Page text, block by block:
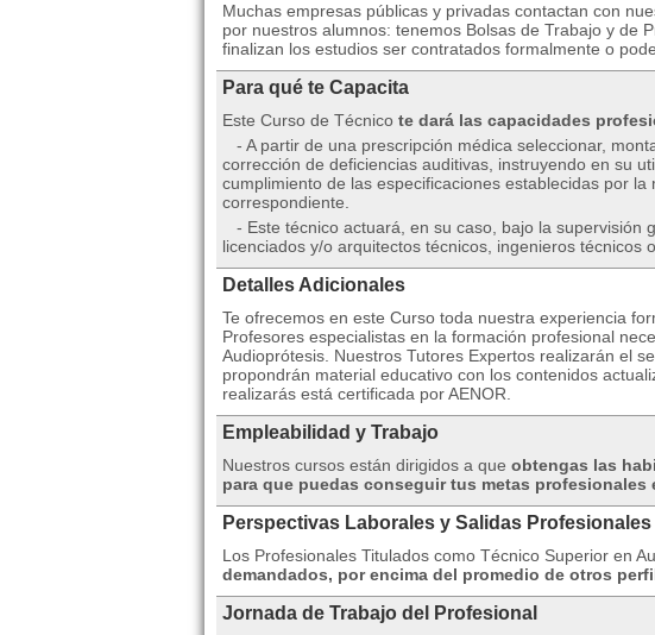
Muchas empresas públicas y privadas contactan con
por nuestros alumnos: tenemos Bolsas de Trabajo y de
finalizan los estudios ser contratados formalmente o
Para qué te Capacita
Este Curso de Técnico te dará las capacidades
- A partir de una prescripción médica seleccionar,
corrección de deficiencias auditivas, instruyendo en su
cumplimiento de las especificaciones establecidas por la
correspondiente.
- Este técnico actuará, en su caso, bajo la supervisión
licenciados y/o arquitectos técnicos, ingenieros técnicos
Detalles Adicionales
Te ofrecemos en este Curso toda nuestra experiencia
Profesores especialistas en la formación profesional
Audioprótesis. Nuestros Tutores Expertos realizarán el
propondrán material educativo con los contenidos
realizarás está certificada por AENOR.
Empleabilidad y Trabajo
Nuestros cursos están dirigidos a que obtengas las
para que puedas conseguir tus metas profesionales
Perspectivas Laborales y Salidas Profesionales
Los Profesionales Titulados como Técnico Superior en
demandados, por encima del promedio de otros
Jornada de Trabajo del Profesional